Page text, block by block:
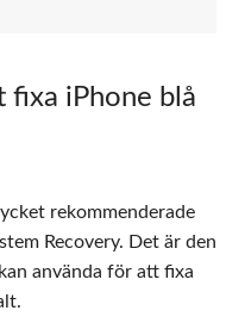
fixa iPhone blå
rekommenderade
Recovery. Det är den
använda för att fixa